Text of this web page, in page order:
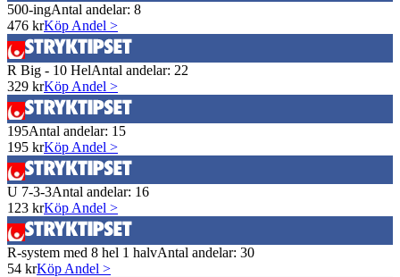
500-ingAntal andelar: 8
476 krKöp Andel >
R Big - 10 HelAntal andelar: 22
329 krKöp Andel >
195Antal andelar: 15
195 krKöp Andel >
U 7-3-3Antal andelar: 16
123 krKöp Andel >
R-system med 8 hel 1 halvAntal andelar: 30
54 krKöp Andel >